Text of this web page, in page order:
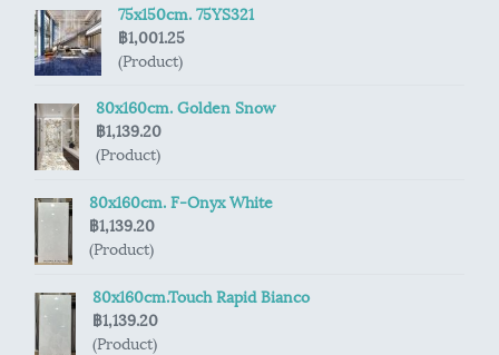
75x150cm. 75YS321
฿1,001.25
(Product)
80x160cm. Golden Snow
฿1,139.20
(Product)
80x160cm. F-Onyx White
฿1,139.20
(Product)
80x160cm.Touch Rapid Bianco
฿1,139.20
(Product)